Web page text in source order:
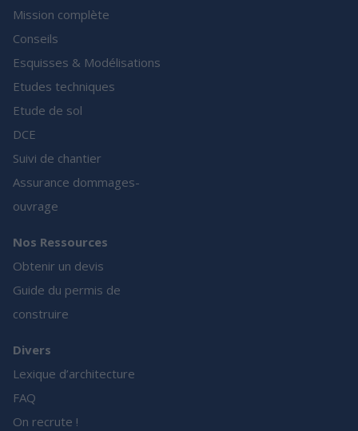
Mission complète
Conseils
Esquisses & Modélisations
Etudes techniques
Etude de sol
DCE
Suivi de chantier
Assurance dommages-
ouvrage
Nos Ressources
Obtenir un devis
Guide du permis de
construire
Divers
Lexique d’architecture
FAQ
On recrute !